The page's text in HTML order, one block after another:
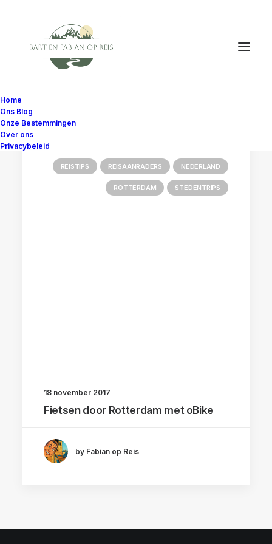
Home
Ons Blog
Onze Bestemmingen
Over ons
Privacybeleid
REISTIPS REISAANRADERS NEDERLAND
ROTTERDAM STEDENTRIPS
18 november 2017
Fietsen door Rotterdam met oBike
by Fabian op Reis